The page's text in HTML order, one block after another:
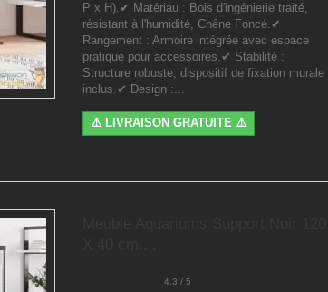
P x H).✔ Matériau : Bois d'ingénierie traité,
résistant à l'humidité, Chêne Foncé.✔
Rangement : Armoire intégrée avec espace
pratique pour accessoires.✔ Stabilité :
Structure robuste, dispositif de fixation murale
inclus.✔ Design :...
⚠️ LIVRAISON GRATUITE ⚠️
4.3 / 5